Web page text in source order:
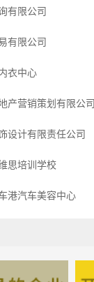
有限公司
有限公司
衣中心
产营销策划有限公司
设计有限责任公司
思培训学校
港汽车美容中心